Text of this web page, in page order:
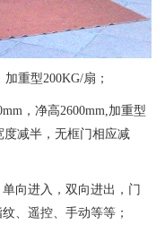
重型200KG/扇；
，净高2600mm,加重型
度减半，无框门相应减
向进入，双向进出，门
、遥控、手动等等；